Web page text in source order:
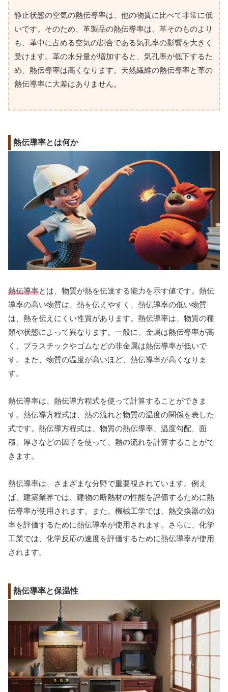
静止状態の空気の熱伝導率は、他の物質に比べて非常に低
いです。そのため、革製品の熱伝導率は、革そのものより
も、革中に占める空気の割合である気孔率の影響を大きく
受けます。革の水分量が増加すると、気孔率が低下するた
め、熱伝導率は高くなります。天然繊維の熱伝導率と革の
熱伝導率に大差はありません。
熱伝導率とは何か
熱伝導率とは、物質が熱を伝達する能力を示す値です。熱伝
導率の高い物質は、熱を伝えやすく、熱伝導率の低い物質
は、熱を伝えにくい性質があります。熱伝導率は、物質の種
類や状態によって異なります。一般に、金属は熱伝導率が高
く、プラスチックやゴムなどの非金属は熱伝導率が低いで
す。また、物質の温度が高いほど、熱伝導率が高くなりま
す。
熱伝導率は、熱伝導方程式を使って計算することができま
す。熱伝導方程式は、熱の流れと物質の温度の関係を表した
式です。熱伝導方程式は、物質の熱伝導率、温度勾配、面
積、厚さなどの因子を使って、熱の流れを計算することがで
きます。
熱伝導率は、さまざまな分野で重要視されています。例え
ば、建築業界では、建物の断熱材の性能を評価するために熱
伝導率が使用されます。また、機械工学では、熱交換器の効
率を評価するために熱伝導率が使用されます。さらに、化学
工業では、化学反応の速度を評価するために熱伝導率が使用
されます。
熱伝導率と保温性